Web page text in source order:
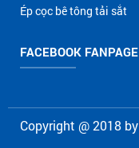
Ép cọc bê tông tải sắt
FACEBOOK FANPAGE
Copyright @ 2018 by